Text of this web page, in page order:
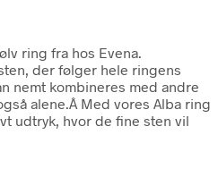
ring fra hos Evena.
der følger hele ringens
nemt kombineres med andre
alene.Â Med vores Alba ring
udtryk, hvor de fine sten vil